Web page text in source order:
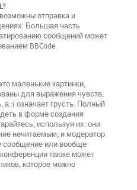
отправка и
Большая часть
сообщений может
BBCode.
маленькие картинки,
для выражения чувств,
а :( означает грусть. Полный
в форме создания
используя их: они
нечитаемым, и модератор
сообщение или вообще
также может
которое можно